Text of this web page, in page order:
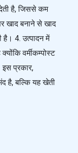
है, जिससे कम
खाद बनाने से खाद
है। 4. उत्पादन में
वर्मीकम्पोस्ट
प्रकार,
है, बल्कि यह खेती